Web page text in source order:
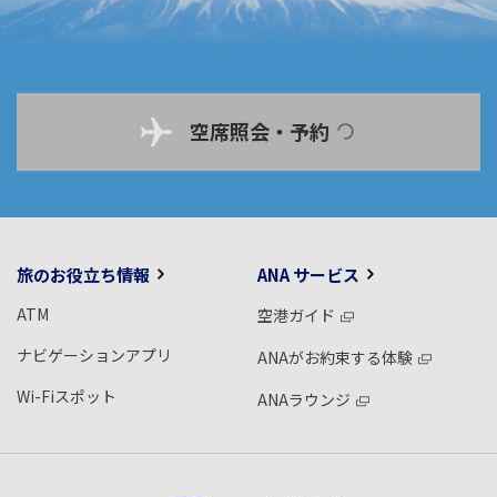
空席照会・予約
旅のお役立ち情報
ATM
ナビゲーションアプリ
Wi-Fiスポット
ANA サービス
空港ガイド
ANAがお約束する体験
ANAラウンジ